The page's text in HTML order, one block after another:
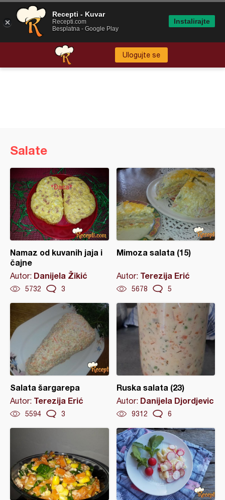
Ulogujte se
Salate
Namaz od kuvanih jaja i
čajne
Autor: Danijela Žikić
5732 3
Mimoza salata (15)
Autor: Terezija Erić
5678 5
Salata šargarepa
Autor: Terezija Erić
5594 3
Ruska salata (23)
Autor: Danijela Djordjevic
9312 6
Recepti - Kuvar
Recepti.com
Besplatna - Google Play
Instalirajte